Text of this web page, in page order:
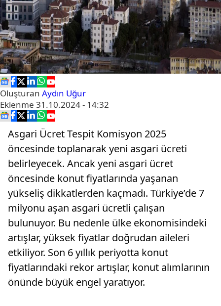
Oluşturan Aydın Uğur
Eklenme 31.10.2024 - 14:32
Asgari Ücret Tespit Komisyon 2025
öncesinde toplanarak yeni asgari ücreti
belirleyecek. Ancak yeni asgari ücret
öncesinde konut fiyatlarında yaşanan
yükseliş dikkatlerden kaçmadı. Türkiye’de 7
milyonu aşan asgari ücretli çalışan
bulunuyor. Bu nedenle ülke ekonomisindeki
artışlar, yüksek fiyatlar doğrudan aileleri
etkiliyor. Son 6 yıllık periyotta konut
fiyatlarındaki rekor artışlar, konut alımlarının
önünde büyük engel yaratıyor.